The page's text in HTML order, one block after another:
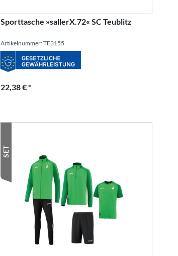
Sporttasche »sallerX.72« SC Teublitz
Artikelnummer: TE3155
22,38 € *
SET